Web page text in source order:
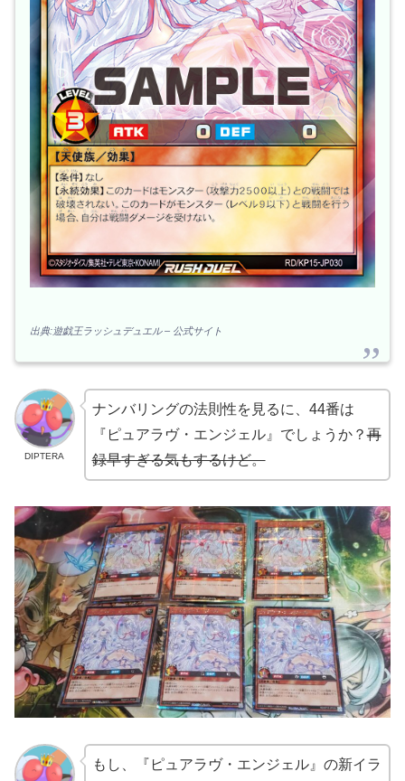
出典:遊戯王ラッシュデュエル – 公式サイト
DIPTERA
ナンバリングの法則性を見るに、44番は
『ピュアラヴ・エンジェル』でしょうか？再
録早すぎる気もするけど。
もし、『ピュアラヴ・エンジェル』の新イラ